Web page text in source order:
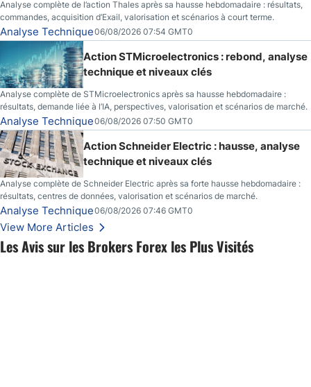
Les Avis sur les Brokers Forex les Plus Visités
Analyse complète de l’action Thales après sa hausse hebdomadaire : résultats,
commandes, acquisition d’Exail, valorisation et scénarios à court terme.
Analyse Technique06/08/2026 07:54 GMT0
Action STMicroelectronics : rebond, analyse
technique et niveaux clés
Analyse complète de STMicroelectronics après sa hausse hebdomadaire :
résultats, demande liée à l’IA, perspectives, valorisation et scénarios de marché.
Analyse Technique06/08/2026 07:50 GMT0
Action Schneider Electric : hausse, analyse
technique et niveaux clés
Analyse complète de Schneider Electric après sa forte hausse hebdomadaire :
résultats, centres de données, valorisation et scénarios de marché.
Analyse Technique06/08/2026 07:46 GMT0
View More Articles